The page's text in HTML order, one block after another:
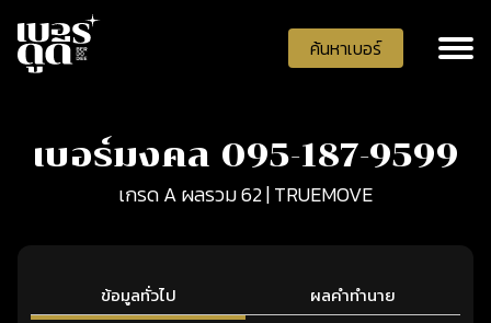
ค้นหาเบอร์
เบอร์มงคล 095-187-9599
เกรด A ผลรวม 62 | TRUEMOVE
ข้อมูลทั่วไป ผลคำทำนาย